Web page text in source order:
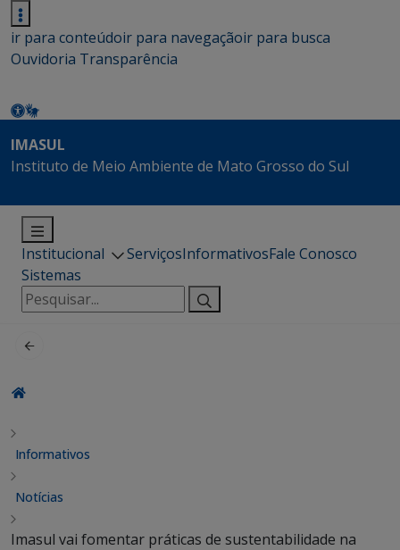
ir para conteúdoir para navegaçãoir para busca
Ouvidoria Transparência
IMASUL
Instituto de Meio Ambiente de Mato Grosso do Sul
Institucional ServiçosInformativosFale Conosco
Sistemas
Pesquisar
por:
Informativos
Notícias
Imasul vai fomentar práticas de sustentabilidade na